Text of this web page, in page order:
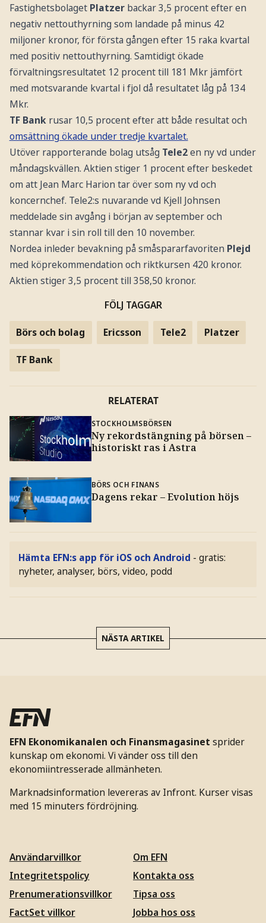
Fastighetsbolaget Platzer backar 3,5 procent efter en
negativ nettouthyrning som landade på minus 42
miljoner kronor, för första gången efter 15 raka kvartal
med positiv nettouthyrning. Samtidigt ökade
förvaltningsresultatet 12 procent till 181 Mkr jämfört
med motsvarande kvartal i fjol då resultatet låg på 134
Mkr.
TF Bankrusar 10,5 procent efter att både resultat och
omsättning ökade under tredje kvartalet.
Utöver rapporterande bolag utsåg Tele2en ny vd under
måndagskvällen. Aktien stiger 1 procent efter beskedet
om att Jean Marc Harion tar över som ny vd och
koncernchef. Tele2:s nuvarande vd Kjell Johnsen
meddelade sin avgång i början av september och
stannar kvar i sin roll till den 10 november.
Nordea inleder bevakning på småspararfavoriten Plejd
med köprekommendation och riktkursen 420 kronor.
Aktien stiger 3,5 procent till 358,50 kronor.
FÖLJ TAGGAR
Börs och bolag Ericsson Tele2 Platzer
TF Bank
RELATERAT
STOCKHOLMSBÖRSEN
Ny rekordstängning på börsen –
historiskt ras i Astra
BÖRS OCH FINANS
Dagens rekar – Evolution höjs
Hämta EFN:s app för iOS och Android - gratis:
nyheter, analyser, börs, video, podd
NÄSTA ARTIKEL
EFN Ekonomikanalen och Finansmagasinet sprider
kunskap om ekonomi. Vi vänder oss till den
ekonomiintresserade allmänheten.
Marknadsinformation levereras av Infront. Kurser visas
med 15 minuters fördröjning.
Användarvillkor
Integritetspolicy
Prenumerationsvillkor
FactSet villkor
Om EFN
Kontakta oss
Tipsa oss
Jobba hos oss